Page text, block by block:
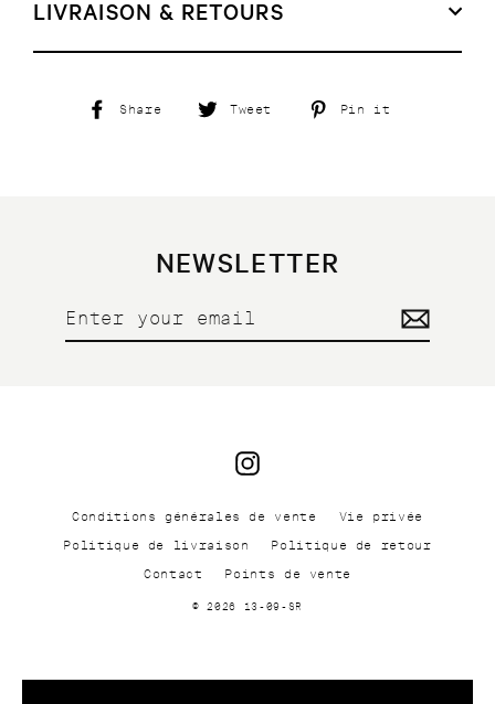
LIVRAISON & RETOURS
Share
Share
Tweet
Tweet
Pin it
NEWSLETTER
email
Conditions générales de vente Vie privée
Politique de livraison Politique de retour
Contact Points de vente
© 2026 13-09-SR